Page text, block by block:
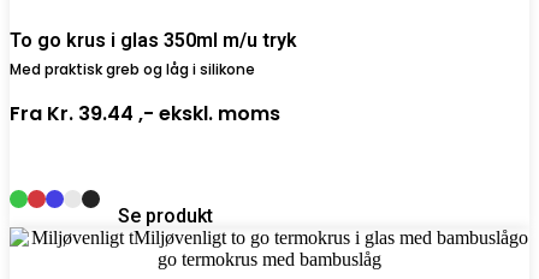
To go krus i glas 350ml m/u tryk
Med praktisk greb og låg i silikone
Fra Kr. 39.44 ,- ekskl. moms
Se produkt